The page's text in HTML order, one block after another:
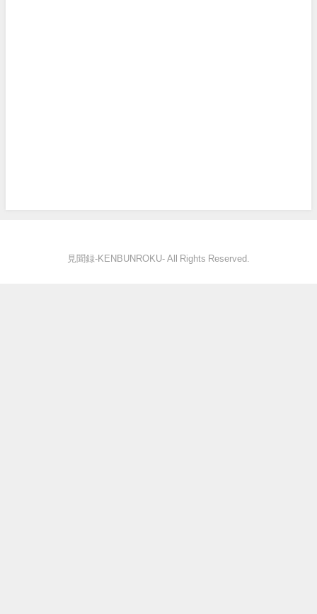
見聞録‐KENBUNROKU- All Rights Reserved.